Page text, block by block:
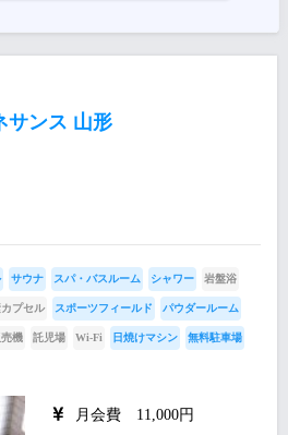
サンス 山形
サウナ スパ・バスルーム シャワー 岩盤浴
プセル スポーツフィールド パウダールーム
機 託児場 Wi-Fi 日焼けマシン 無料駐車場
月会費 11,000円